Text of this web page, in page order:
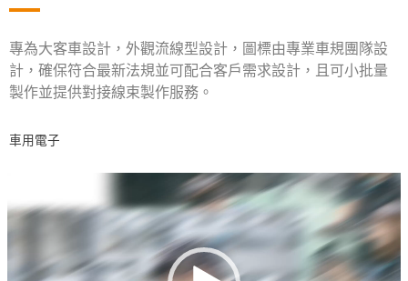
專為大客車設計，外觀流線型設計，圖標由專業車規團隊設
計，確保符合最新法規並可配合客戶需求設計，且可小批量
製作並提供對接線束製作服務。
車用電子
訊
放